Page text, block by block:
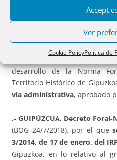
Accept
Ver
Cookie PolicyPolítica de
transporte colectivo para
como retribución en especie
), por el que se
desarrollo de la Norma
Territorio Histórico de
vía administrativa, aprobado
.- GUIPÚZCUA. Decreto Foral-
(BOG 24/7/2018), por el que
3/2014, de 17 de enero, del
Gipuzkoa, en lo relativo al